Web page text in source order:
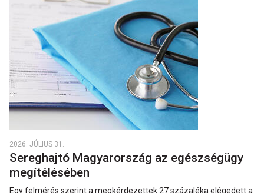
2026. JÚLIUS 31.
Sereghajtó Magyarország az egészségügy
megítélésében
Egy felmérés szerint a megkérdezettek 27 százaléka elégedett a